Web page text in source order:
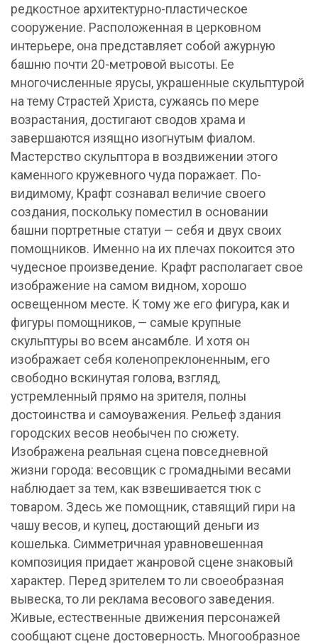
редкостное архитектурно-пластическое
сооружение. Расположенная в церковном
интерьере, она представляет собой ажурную
башню почти 20-метровой высоты. Ее
многочисленные ярусы, украшенные скульптурой
на тему Страстей Христа, сужаясь по мере
возрастания, достигают сводов храма и
завершаются изящно изогнутым фиалом.
Мастерство скульптора в воздвижении этого
каменного кружевного чуда поражает. По-
видимому, Крафт сознавал величие своего
создания, поскольку поместил в основании
башни портретные статуи — себя и двух своих
помощников. Именно на их плечах покоится это
чудесное произведение. Крафт располагает свое
изображение на самом видном, хорошо
освещенном месте. К тому же его фигура, как и
фигуры помощников, — самые крупные
скульптуры во всем ансамбле. И хотя он
изображает себя коленопреклоненным, его
свободно вскинутая голова, взгляд,
устремленный прямо на зрителя, полны
достоинства и самоуважения. Рельеф здания
городских весов необычен по сюжету.
Изображена реальная сцена повседневной
жизни города: весовщик с громадными весами
наблюдает за тем, как взвешивается тюк с
товаром. Здесь же помощник, ставящий гири на
чашу весов, и купец, достающий деньги из
кошелька. Симметричная уравновешенная
композиция придает жанровой сцене знаковый
характер. Перед зрителем то ли своеобразная
вывеска, то ли реклама весового заведения.
Живые, естественные движения персонажей
сообщают сцене достоверность. Многообразное